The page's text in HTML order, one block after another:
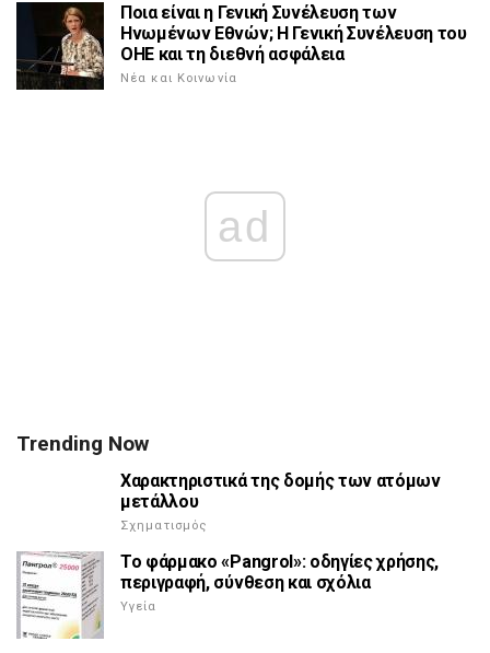
Ποια είναι η Γενική Συνέλευση των
Ηνωμένων Εθνών; Η Γενική Συνέλευση του
ΟΗΕ και τη διεθνή ασφάλεια
Νέα και Κοινωνία
ad
Trending Now
Χαρακτηριστικά της δομής των ατόμων
μετάλλου
Σχηματισμός
Το φάρμακο «Pangrol»: οδηγίες χρήσης,
περιγραφή, σύνθεση και σχόλια
Υγεία